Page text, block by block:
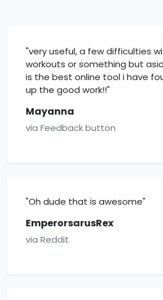
"very useful, a few difficulties
workouts or something but
is the best online tool i have
up the good work!!"
Mayanna
via Feedback button
"Oh dude that is awesome"
EmperorsarusRex
via Reddit